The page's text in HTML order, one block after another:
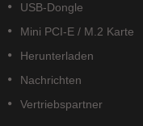
USB-Dongle
Mini PCI-E / M.2 Karte
Herunterladen
Nachrichten
Vertriebspartner